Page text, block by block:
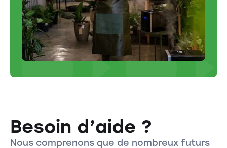
Besoin d’aide ?
Nous comprenons que de nombreux futurs